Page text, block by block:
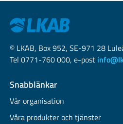
© LKAB, Box 952, SE-971 28
Tel 0771-760 000, e-post
Snabblänkar
Vår organisation
Våra produkter och tjänster